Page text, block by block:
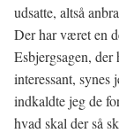
udsatte, altså
Der har været en
Esbjergsagen,
interessant, synes
indkaldte jeg de
hvad skal der så